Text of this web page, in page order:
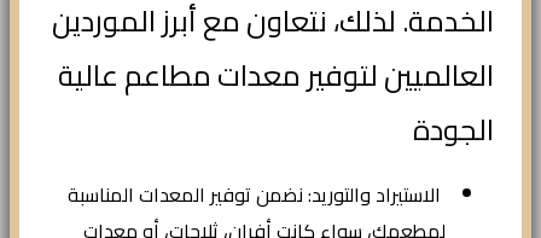
الخدمة. لذلك، نتعاون مع أبرز الموردين
العالميين لتوفير معدات مطاعم عالية
الجودة
الاستيراد والتوريد: نضمن توفير المعدات المناسبة